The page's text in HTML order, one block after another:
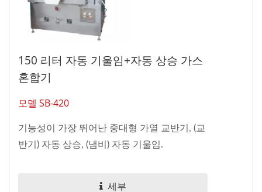
150 리터 자동 기울임+자동 상승 가스
혼합기
모델 SB-420
기능성이 가장 뛰어난 중대형 가열 교반기, (교
반기) 자동 상승, (냄비) 자동 기울임.
세부